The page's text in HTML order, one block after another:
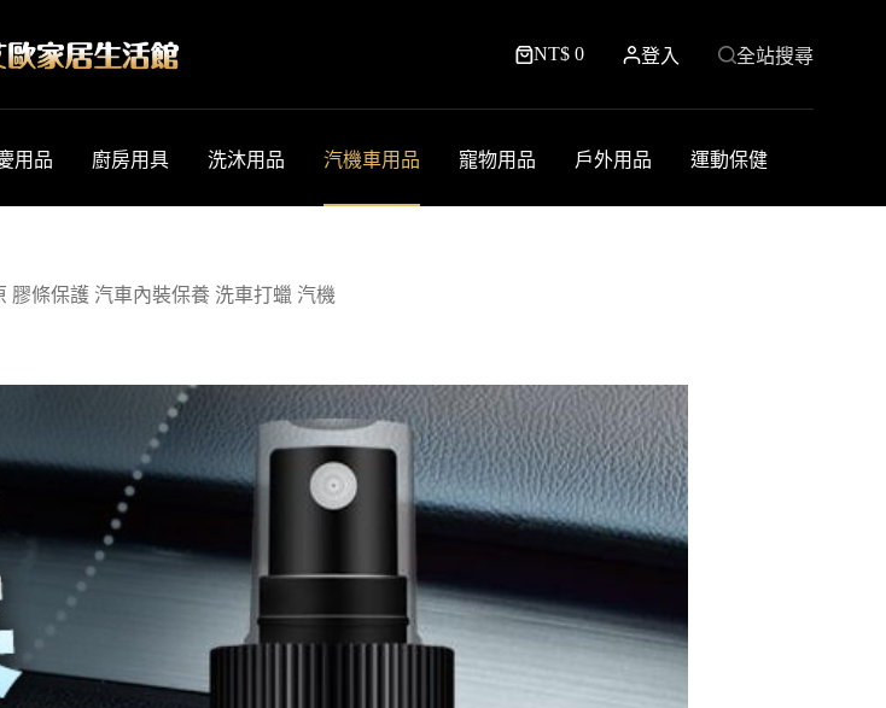
購
NT$ 0 登入 全站搜尋
用品 廚房用具 洗沐用品 汽機車用品 寵物用品 戶外用品 運動保健
膠條保護 汽車內裝保養 洗車打蠟 汽機